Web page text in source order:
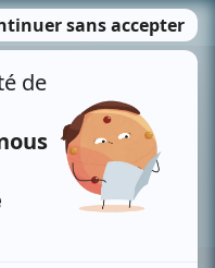
MENU
Recherche avancée »